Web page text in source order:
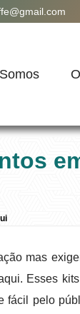
mas
Esses
pelo